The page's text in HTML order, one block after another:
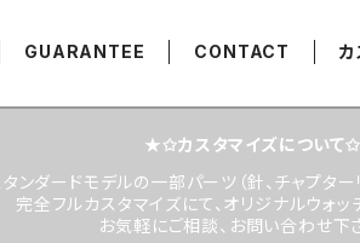
GUARANTEE CONTACT カ
★✩カスタマイズについて
ンダードモデルの一部パーツ（針、チャプタ
完全フルカスタマイズにて、オリジナルウォ
お気軽にご相談、お問い合わせ下